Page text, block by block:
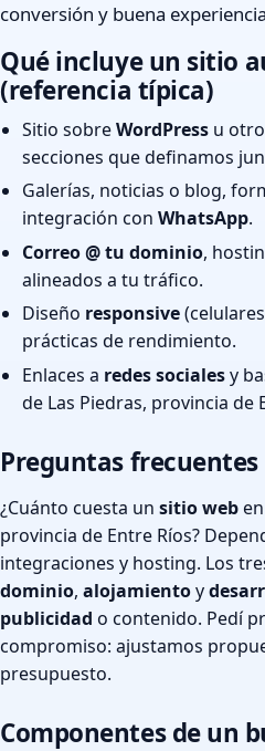
conversión y buena
Qué incluye un sitio
(referencia típica)
Sitio sobreWordPress u
secciones que definamos
Galerías, noticias o blog,
integración con WhatsApp.
Correo @ tu dominio,
alineados a tu tráfico.
Diseño responsive
prácticas de rendimiento.
Enlaces a redes socialesy
de Las Piedras, provincia de
Preguntas
¿Cuánto cuesta un sitio web
provincia de Entre Ríos?
integraciones y hosting. Los
dominio, alojamientoy
publicidad o contenido. Pedí
compromiso: ajustamos
presupuesto.
Componentes de un